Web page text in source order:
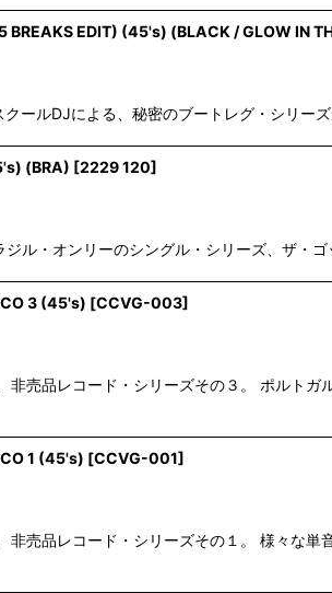
BREAKS EDIT) (45's) (BLACK / GLOW IN
ールDJによる、秘密のブートレグ・シリ
(BRA) [2229 120]
ル・オンリーのシングル・シリーズ、ザ
3 (45's) [CCVG-003]
売品レコード・シリーズその３。 ポルト
1 (45's) [CCVG-001]
売品レコード・シリーズその１。 様々な